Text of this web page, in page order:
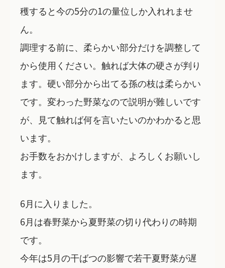
穫すると今の5分の1の量位しか入れれませ
ん。
調理する前に、柔らかい部分だけを調整して
から使用ください。触れば大体の硬さが判り
ます。硬い部分から出てる孫の枝は柔らかい
です。変わった野菜なので説明が難しいです
が、見て触れば何を言いたいのかわかると思
います。
お手数をおかけしますが、よろしくお願いし
ます。
6月に入りました。
6月は春野菜から夏野菜の切り代わりの時期
です。
今年は5月の干ばつの影響で若干夏野菜が遅